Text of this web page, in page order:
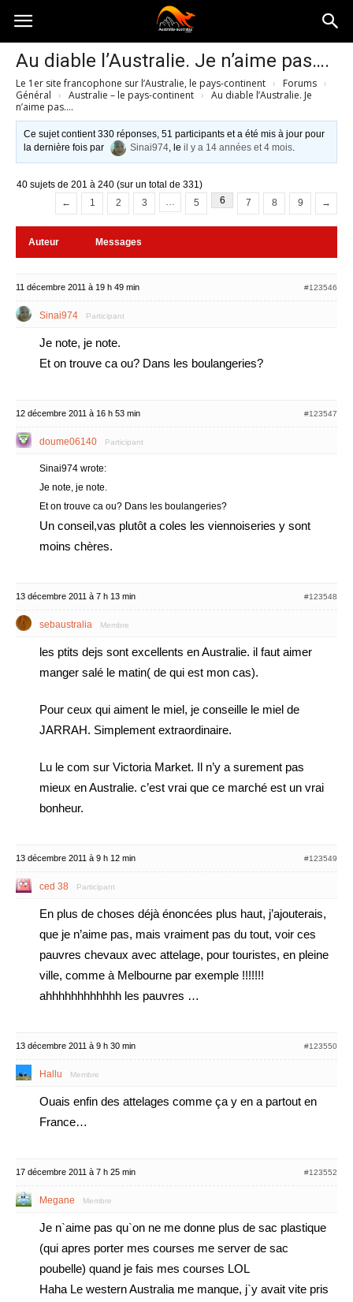
Australia-
australie.com
Au diable l’Australie. Je n’aime pas….
Le 1er site francophone sur l’Australie, le pays-continent › Forums ›
Général › Australie – le pays-continent › Au diable l’Australie. Je
n’aime pas….
Ce sujet contient 330 réponses, 51 participants et a été mis à jour pour
la dernière fois par
Sinai974, leil y a 14 années et 4 mois.
40 sujets de 201 à 240 (sur un total de 331)
←
1 2 3 … 5 6 7 8 9 →
Auteur Messages
11 décembre 2011 à 19 h 49 min #123546
Sinai974 Participant
Je note, je note.
Et on trouve ca ou? Dans les boulangeries?
12 décembre 2011 à 16 h 53 min #123547
doume06140 Participant
Sinai974 wrote:
Je note, je note.
Et on trouve ca ou? Dans les boulangeries?
Un conseil,vas plutôt a coles les viennoiseries y sont
moins chères.
13 décembre 2011 à 7 h 13 min #123548
sebaustralia Membre
les ptits dejs sont excellents en Australie. il faut aimer
manger salé le matin( de qui est mon cas).
Pour ceux qui aiment le miel, je conseille le miel de
JARRAH. Simplement extraordinaire.
Lu le com sur Victoria Market. Il n’y a surement pas
mieux en Australie. c’est vrai que ce marché est un vrai
bonheur.
13 décembre 2011 à 9 h 12 min #123549
ced 38 Participant
En plus de choses déjà énoncées plus haut, j’ajouterais,
que je n’aime pas, mais vraiment pas du tout, voir ces
pauvres chevaux avec attelage, pour touristes, en pleine
ville, comme à Melbourne par exemple !!!!!!!
ahhhhhhhhhhhh les pauvres …
13 décembre 2011 à 9 h 30 min #123550
Hallu Membre
Ouais enfin des attelages comme ça y en a partout en
France…
17 décembre 2011 à 7 h 25 min #123552
Megane Membre
Je n`aime pas qu`on ne me donne plus de sac plastique
(qui apres porter mes courses me server de sac
poubelle) quand je fais mes courses LOL
Haha Le western Australia me manque, j`y avait vite pris